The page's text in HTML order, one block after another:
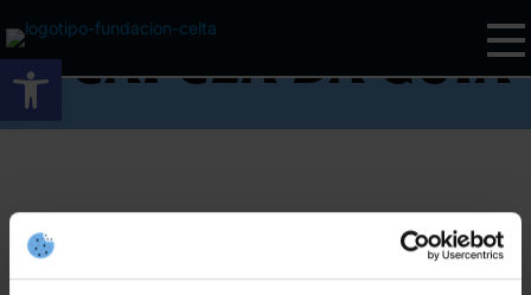
Abrir barra de ferramentas
A Capela da guía
Share